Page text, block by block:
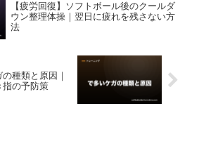
【疲労回復】ソフトボール後のクールダ
ウン整理体操｜翌日に疲れを残さない方
法
種類と原因｜
指の予防策